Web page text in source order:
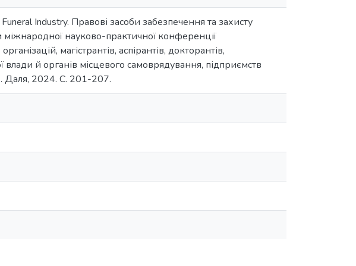
Industry. Правові засоби забезпечення та захисту
науково-практичної конференції
магістрантів, аспірантів, докторантів,
й органів місцевого самоврядування, підприємств
Даля, 2024. С. 201-207.